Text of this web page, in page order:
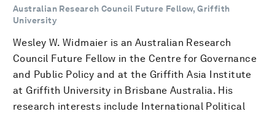
Australian Research Council Future Fellow, Griffith
University
Wesley W. Widmaier is an Australian Research
Council Future Fellow in the Centre for Governance
and Public Policy and at the Griffith Asia Institute
at Griffith University in Brisbane Australia. His
research interests include International Political